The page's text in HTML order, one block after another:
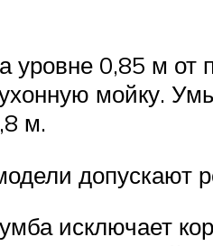
уровне 0,85 м от
мойку.
м.
допускают
исключает